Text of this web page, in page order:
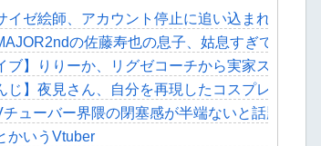
日みんなに言われた通り寝る前にトイレ行っ
がこれ同時視聴しましょう！ってやってんの
に詳細公開
デッキの宿命を背負ってる
くて草
イゼ絵師、アカウント停止に追い込まれる
の佐藤寿也の息子、姑息すぎてしまい
ブ】りりーか、リグゼコーチから実家スーパ
じ】夜見さん、自分を再現したコスプレに興奮
チューバー界隈の閉塞感が半端ないと話題に……
かいうVtuber